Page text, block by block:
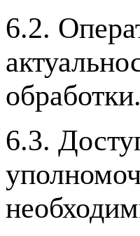
6.2.
обработки.
6.3.